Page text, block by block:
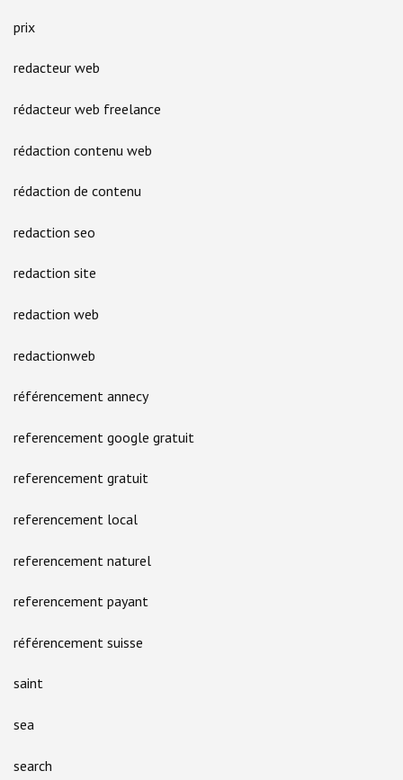
prix
redacteur web
rédacteur web freelance
rédaction contenu web
rédaction de contenu
redaction seo
redaction site
redaction web
redactionweb
référencement annecy
referencement google gratuit
referencement gratuit
referencement local
referencement naturel
referencement payant
référencement suisse
saint
sea
search